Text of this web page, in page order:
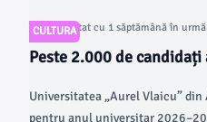
CULTURA
Articol postat cu 1 săptămână în urmă
Peste 2.000 de
Universitatea „Aurel Vlaicu”
pentru anul universitar